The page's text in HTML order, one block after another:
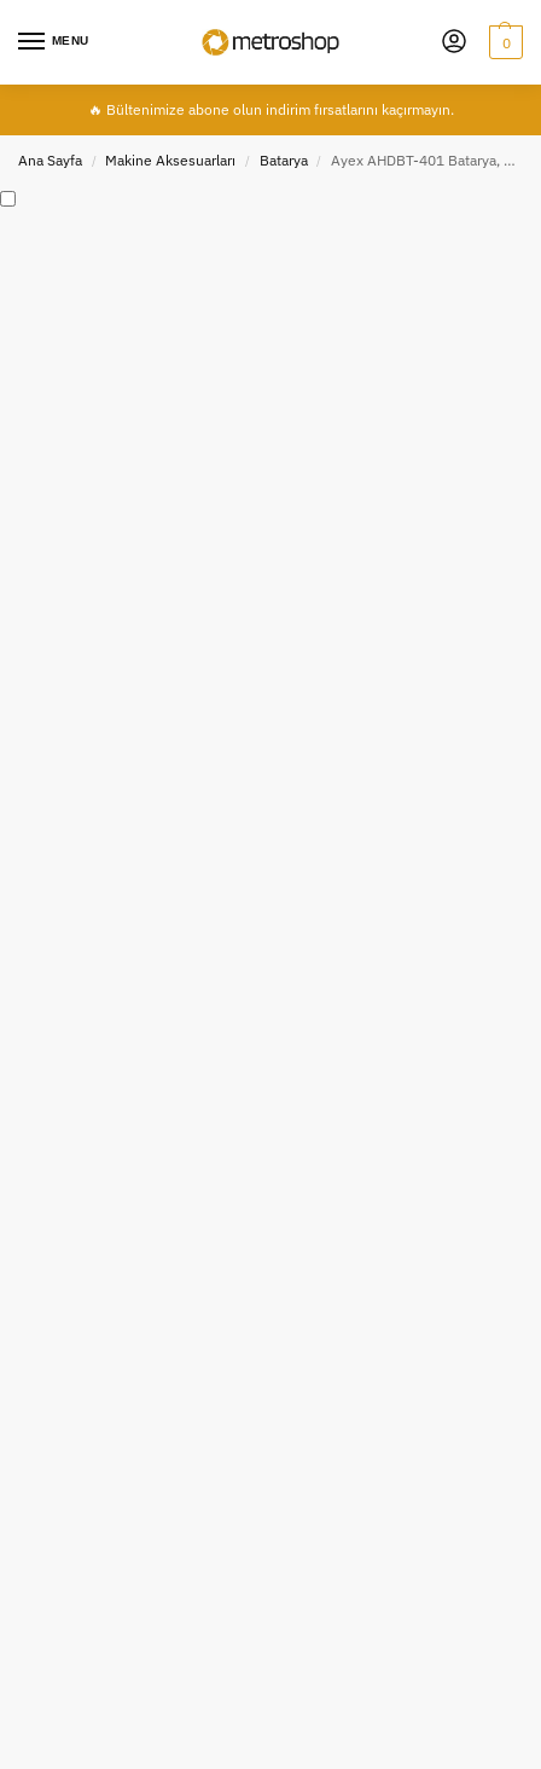
MENU 0
🔥 Bültenimize abone olun indirim fırsatlarını kaçırmayın.
Ana Sayfa / Makine Aksesuarları / Batarya / Ayex AHDBT-401 Batarya, GoPro, HERO4 Kamera Uyumlu